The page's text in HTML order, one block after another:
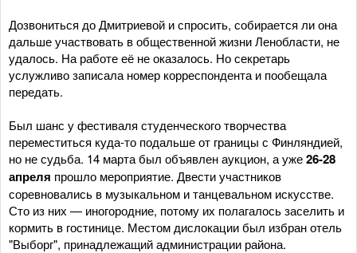
Дозвониться до Дмитриевой и спросить, собирается ли она
дальше участвовать в общественной жизни Ленобласти, не
удалось. На работе её не оказалось. Но секретарь
услужливо записала номер корреспондента и пообещала
передать.
Был шанс у фестиваля студенческого творчества
переместиться куда-то подальше от границы с Финляндией,
но не судьба. 14 марта был объявлен аукцион, а уже26-28
апреля прошло мероприятие. Двести участников
соревновались в музыкальном и танцевальном искусстве.
Сто из них — иногородние, потому их полагалось заселить и
кормить в гостинице. Местом дислокации был избран отель
"Выборг", принадлежащий администрации района.